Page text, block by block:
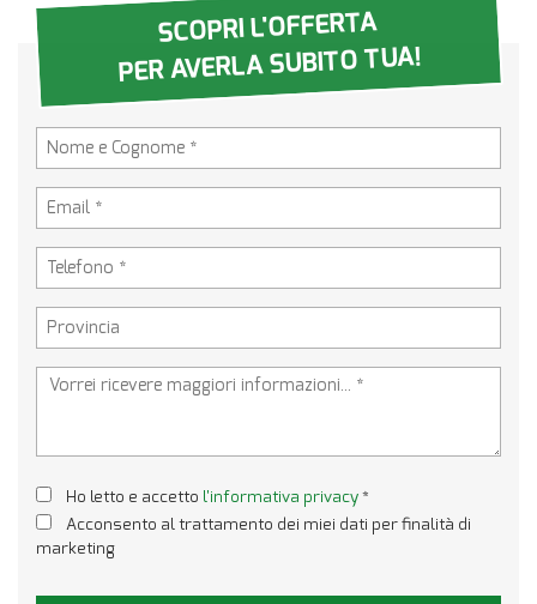
SCOPRI L'OFFERTA
PER AVERLA SUBITO TUA!
Ho letto e accetto l'informativa privacy*
Acconsento al trattamento dei miei dati per finalità di
marketing